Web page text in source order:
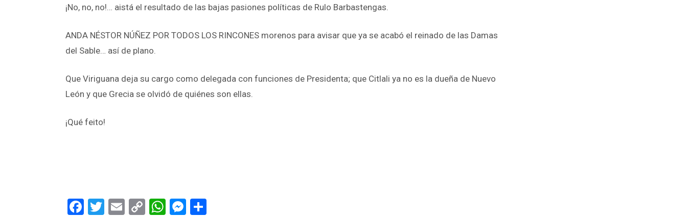
¡No, no, no!… aistá el resultado de las bajas pasiones políticas de Rulo Barbastengas.
ANDA NÉSTOR NÚÑEZ POR TODOS LOS RINCONES morenos para avisar que ya se acabó el reinado de las Damas
del Sable… así de plano.
Que Viriguana deja su cargo como delegada con funciones de Presidenta; que Citlali ya no es la dueña de Nuevo
León y que Grecia se olvidó de quiénes son ellas.
¡Qué feito!
Facebook
Twitter
EmailCopyWhatsApp
Messenger
Share